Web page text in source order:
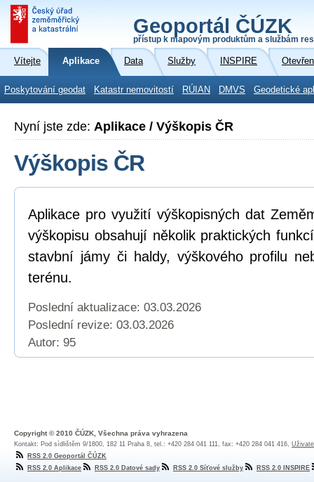
Geoportál ČÚZK
přístup k mapovým produktům a službám
Vítejte Aplikace Data Služby INSPIRE
Poskytování geodat Katastr nemovitostí RÚIAN DMVS Geodetické
Nyní jste zde: Aplikace / Výškopis ČR
Výškopis ČR
Aplikace pro využití výškopisných dat
výškopisu obsahují několik praktických
stavbní jámy či haldy, výškového profilu
terénu.
Poslední aktualizace: 03.03.2026
Poslední revize: 03.03.2026
Autor: 95
Copyright © 2010 ČÚZK, Všechna práva vyhrazena
Kontakt: Pod sídlištěm 9/1800, 182 11 Praha 8, tel.: +420 284 041 111, fax: +420 284 041 416,
RSS 2.0 Geoportál ČÚZK
RSS 2.0 Aplikace
RSS 2.0 Datové sady RSS 2.0 Síťové služby RSS 2.0 INSPIRE